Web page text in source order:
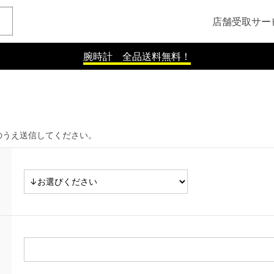
店舗受取サー
腕時計 全品送料無料！
え送信してください。